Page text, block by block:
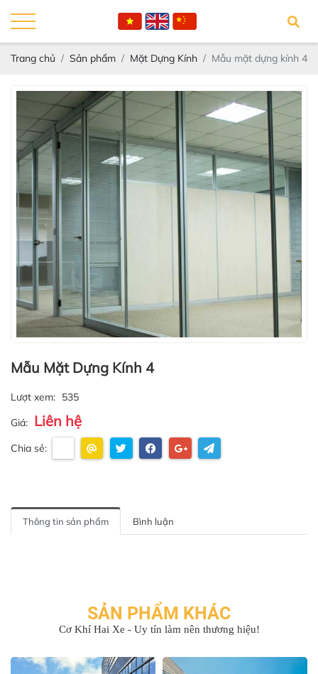
Trang chủ Sản phẩm Mặt Dựng Kính Mẫu mặt dựng kính 4
Mẫu Mặt Dựng Kính 4
Lượt xem: 535
Giá: Liên hệ
Chia sẻ:
Thông tin sản phẩm Bình luận
SẢN PHẨM KHÁC
Cơ Khí Hai Xe - Uy tín làm nên thương hiệu!